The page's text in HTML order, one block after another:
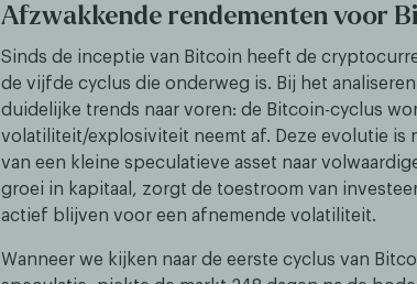
Afzwakkende rendementen voor
Sinds de inceptie van Bitcoin heeft de
de vijfde cyclus die onderweg is. Bij het
duidelijke trends naar voren: de Bitcoin-cyclus
volatiliteit/explosiviteit neemt af. Deze evolutie is
van een kleine speculatieve asset naar
groei in kapitaal, zorgt de toestroom van
actief blijven voor een afnemende volatiliteit.
Wanneer we kijken naar de eerste cyclus van